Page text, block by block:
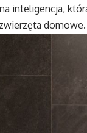
inteligencja,
domowe.